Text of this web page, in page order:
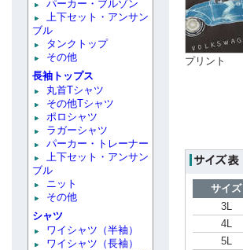
プリント
サイズ
3L
4L
5L
パーカー・ブルゾン
上下セット・アンサン
ブル
タンクトップ
その他
長袖トップス
丸首Tシャツ
その他Tシャツ
ポロシャツ
ラガーシャツ
パーカー・トレーナー
上下セット・アンサン
ブル
ニット
その他
シャツ
ワイシャツ（半袖）
ワイシャツ（長袖）